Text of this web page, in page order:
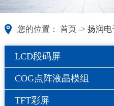
您的位置： 首页-> 扬润电
LCD段码屏
COG点阵液晶模组
TFT彩屏